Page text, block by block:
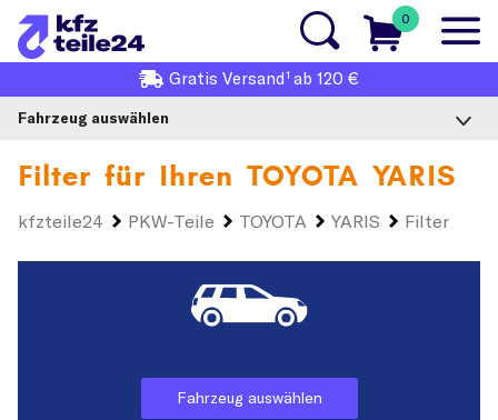
0
Gratis Versand1 ab 120 €
Fahrzeug auswählen
Filter für Ihren TOYOTA YARIS
kfzteile24 PKW-Teile TOYOTA YARIS Filter
Fahrzeug auswählen